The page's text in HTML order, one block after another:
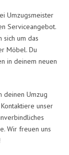
Umzugsmeister
Serviceangebot.
sich um das
Möbel. Du
in deinem neuen
deinen Umzug
unser
Wir freuen uns